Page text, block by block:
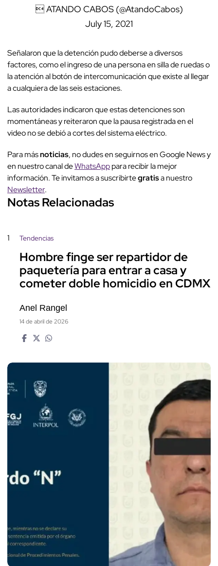
 ATANDO CABOS (@AtandoCabos)
July 15, 2021
Señalaron que la detención pudo deberse a diversos
factores, como el ingreso de una persona en silla de ruedas o
la atención al botón de intercomunicación que existe al llegar
a cualquiera de las seis estaciones.
Las autoridades indicaron que estas detenciones son
momentáneas y reiteraron que la pausa registrada en el
video no se debió a cortes del sistema eléctrico.
Para másnoticias, no dudes en seguirnos en Google News y
en nuestro canal deWhatsApppara recibir la mejor
información. Te invitamos a suscribirtegratisa nuestro
Newsletter.
Notas Relacionadas
1 Tendencias
Hombre finge ser repartidor de
paquetería para entrar a casa y
cometer doble homicidio en CDMX
Anel Rangel
14 de abril de 2026